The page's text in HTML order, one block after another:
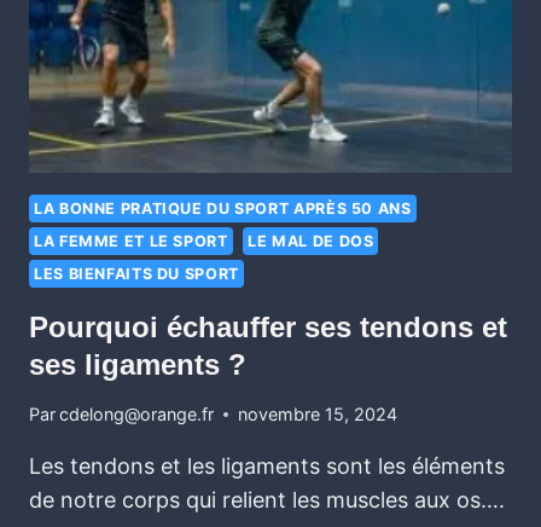
LA BONNE PRATIQUE DU SPORT APRÈS 50 ANS
LA FEMME ET LE SPORT
LE MAL DE DOS
LES BIENFAITS DU SPORT
Pourquoi échauffer ses tendons et
ses ligaments ?
Parcdelong@orange.fr novembre 15, 2024
Les tendons et les ligaments sont les éléments
de notre corps qui relient les muscles aux os….